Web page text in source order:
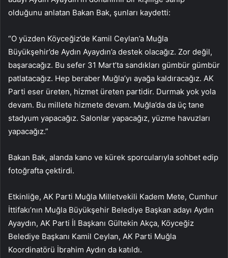
olduğunu anlatan Bakan Bak, şunları kaydetti:
“O yüzden Köyceğiz’de Kamil Ceylan’a Muğla
Büyükşehir’de Aydın Ayaydın’a destek olacağız. Zor değil,
başaracağız. Bu sefer 31 Mart’ta sandıkları gümbür gümbür
patlatacağız. Hep beraber Muğla’yı ayağa kaldıracağız. AK
Parti eser üreten, hizmet üreten partidir. Durmak yok yola
devam. Bu millete hizmete devam. Muğla’da da üç tane
stadyum yapacağız. Salonlar yapacağız, yüzme havuzları
yapacağız.”
Bakan Bak, alanda kano ve kürek sporcularıyla sohbet edip
fotoğrafta çektirdi.
Etkinliğe, AK Parti Muğla Milletvekili Kadem Mete, Cumhur
İttifakı’nın Muğla Büyükşehir Belediye Başkan adayı Aydın
Ayaydın, AK Parti İl Başkanı Gültekin Akça, Köyceğiz
Belediye Başkanı Kamil Ceylan, AK Parti Muğla
Koordinatörü İbrahim Aydın da katıldı.